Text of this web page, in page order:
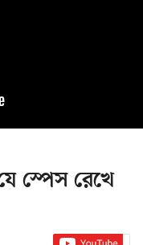
স্পেস রেখে